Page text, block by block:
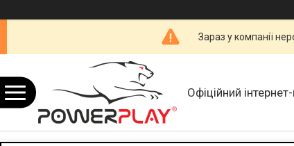
Зараз у компанії
Офіційний